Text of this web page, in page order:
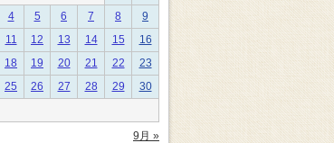
4 5 6 7 8
9
11 12 13 14 15
16
18 19 20 21 22
23
25 26 27 28 29
30
9月 »